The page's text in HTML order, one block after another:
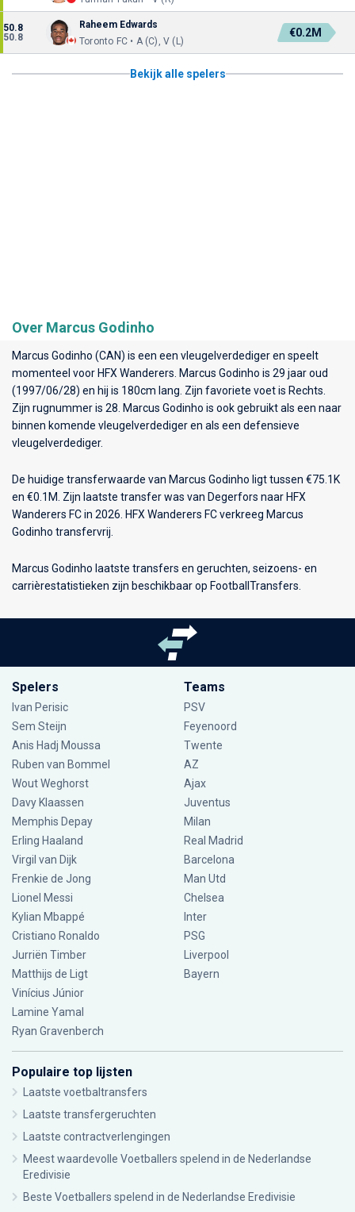
50.8
50.8
Raheem Edwards
Toronto FC • A (C), V (L)
€0.2M
Bekijk alle spelers
Over Marcus Godinho
Marcus Godinho (CAN) is een een vleugelverdediger en speelt
momenteel voor HFX Wanderers . Marcus Godinho is 29 jaar oud
(1997/06/28) en hij is 180cm lang. Zijn favoriete voet is Rechts.
Zijn rugnummer is 28. Marcus Godinho is ook gebruikt als een naar
binnen komende vleugelverdediger en als een defensieve
vleugelverdediger.
De huidige transferwaarde van Marcus Godinho ligt tussen €75.1K
en €0.1M. Zijn laatste transfer was van Degerfors naar HFX
Wanderers FC in 2026. HFX Wanderers FC verkreeg Marcus
Godinho transfervrij.
Marcus Godinho laatste transfers en geruchten, seizoens- en
carrièrestatistieken zijn beschikbaar op FootballTransfers.
Spelers
Ivan Perisic
Sem Steijn
Anis Hadj Moussa
Ruben van Bommel
Wout Weghorst
Davy Klaassen
Memphis Depay
Erling Haaland
Virgil van Dijk
Frenkie de Jong
Lionel Messi
Kylian Mbappé
Cristiano Ronaldo
Jurriën Timber
Matthijs de Ligt
Vinícius Júnior
Lamine Yamal
Ryan Gravenberch
Teams
PSV
Feyenoord
Twente
AZ
Ajax
Juventus
Milan
Real Madrid
Barcelona
Man Utd
Chelsea
Inter
PSG
Liverpool
Bayern
Populaire top lijsten
Laatste voetbaltransfers
Laatste transfergeruchten
Laatste contractverlengingen
Meest waardevolle Voetballers spelend in de Nederlandse
Eredivisie
Beste Voetballers spelend in de Nederlandse Eredivisie